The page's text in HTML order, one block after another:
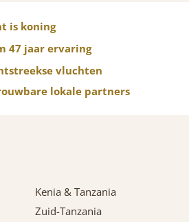
is koning
47 jaar ervaring
vluchten
lokale partners
Kenia & Tanzania
Zuid-Tanzania